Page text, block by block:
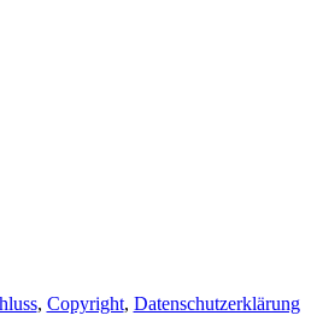
, Copyright, Datenschutzerklärung